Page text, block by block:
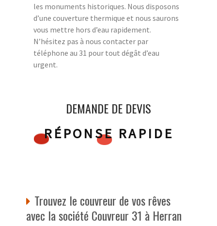
les monuments historiques. Nous disposons
d’une couverture thermique et nous saurons
vous mettre hors d’eau rapidement.
N’hésitez pas à nous contacter par
téléphone au 31 pour tout dégât d’eau
urgent.
DEMANDE DE DEVIS
RÉPONSE RAPIDE
Trouvez le couvreur de vos rêves
avec la société Couvreur 31 à Herran